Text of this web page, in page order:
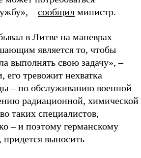
–сообщил министр.
в Литве на маневрах
является то, чтобы
выполнять свою задачу», –
его тревожит нехватка
– по обслуживанию военной
радиационной, химической
таких специалистов,
– и поэтому германскому
придется выносить